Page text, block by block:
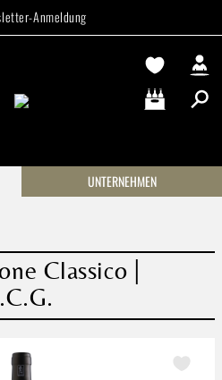
Anmeldung
Warenkorb
UNTERNEHMEN
Classico |